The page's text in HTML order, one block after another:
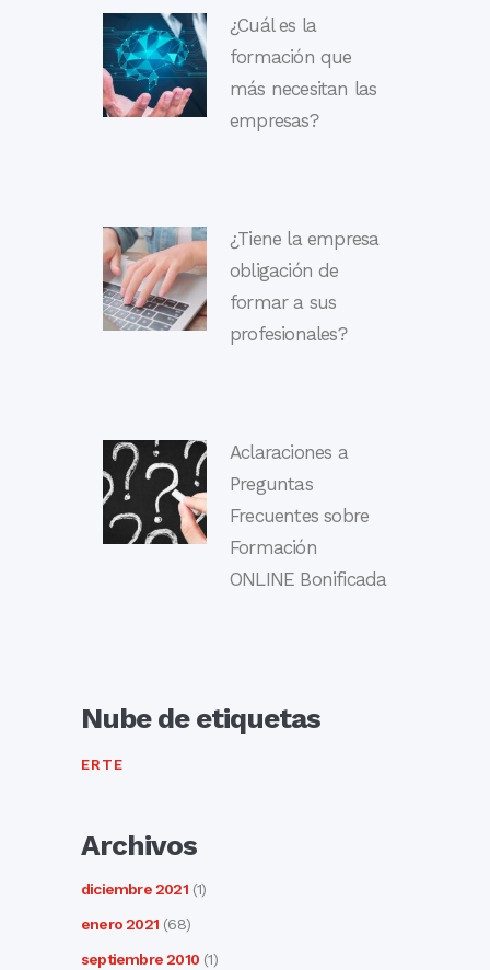
¿Cuál es la
formación que
más necesitan las
empresas?
¿Tiene la empresa
obligación de
formar a sus
profesionales?
Aclaraciones a
Preguntas
Frecuentes sobre
Formación
ONLINE Bonificada
Nube de etiquetas
ERTE
Archivos
diciembre 2021(1)
enero 2021 (68)
septiembre 2010 (1)